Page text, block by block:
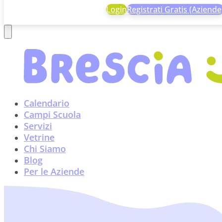
LoginRegistrati Gratis
Calendario
Campi Scuola
Servizi
Vetrine
Chi Siamo
Blog
Per le Aziende